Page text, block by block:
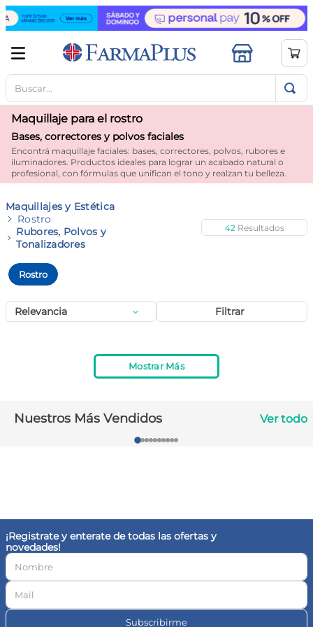
Buscar...
Maquillaje para el rostro
Bases, correctores y polvos faciales
Encontrá maquillaje faciales: bases, correctores, polvos, rubores e
iluminadores. Productos ideales para lograr un acabado natural o
profesional, con fórmulas que unifican el tono y realzan tu belleza.
Maquillajes y Estética
Rostro
Rubores, Polvos y
Tonalizadores
42
Rostro
Filtrar
Relevancia
Mostrar Más
Nuestros Más Vendidos Ver todo
¡Registrate y enterate de todas las ofertas y
novedades!
Subscribirme
TÉRMINOS MÁS BUSCADOS
1.
mela b3
2
cerave limpieza
3.
creatina
4 .
loreal
5.
shampoo
6.
proteina
.
vitamina c
9.
contorno ojos